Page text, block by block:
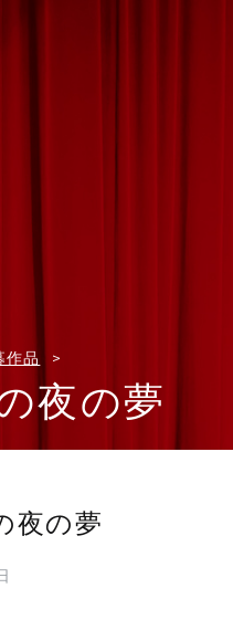
作品
夜の夢
夜の夢